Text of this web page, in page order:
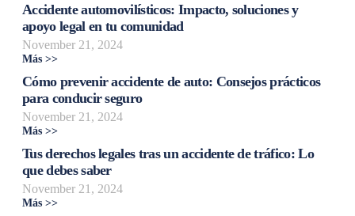
Accidente automovilísticos: Impacto, soluciones y
apoyo legal en tu comunidad
November 21, 2024
Más >>
Cómo prevenir accidente de auto: Consejos prácticos
para conducir seguro
November 21, 2024
Más >>
Tus derechos legales tras un accidente de tráfico: Lo
que debes saber
November 21, 2024
Más >>